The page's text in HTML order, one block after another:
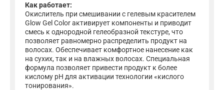
Как работает:
Окислитель при смешивании с гелевым красителем
Glow Gel Color активирует компоненты и приводит
смесь к однородной гелеобразной текстуре, что
позволяет равномерно распределить продукт на
волосах. Обеспечивает комфортное нанесение как
на сухих, так и на влажных волосах. Специальная
формула позволяет привести продукт к более
кислому pH для активации технологии «кислого
тонирования».